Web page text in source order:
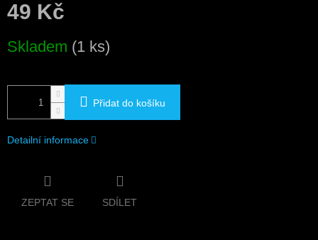
49 Kč
cena:
Skladem (1 ks)
Přidat do košíku
Detailní informace
ZEPTAT SE SDÍLET